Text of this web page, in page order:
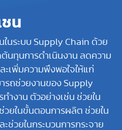
ชน
ในระบบ Supply Chain ด้วย
นทุนการดำเนินงาน ลดความ
เพิ่มความพึงพอใจให้แก่
ารถช่วยงานของ Supply
ำงาน ตัวอย่างเช่น ช่วยใน
วยในขั้นตอนการผลิต ช่วยใน
ช่วยในกระบวนการกระจาย